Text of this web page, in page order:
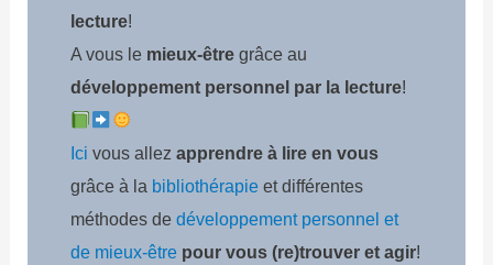
lecture!
A vous le mieux-êtregrâce au
développement personnel par la lecture!
Ici vous allezapprendre à lire en vous
grâce à la bibliothérapie et différentes
méthodes dedéveloppement personnel et
de mieux-être pour vous (re)trouver et agir!